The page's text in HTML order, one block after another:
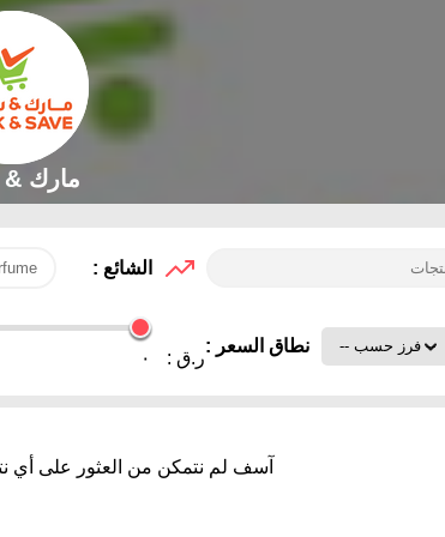
مارك
الشائع :
نطاق السعر :
ر.ق : ٠
آسف لم نتمكن من العثور على أي